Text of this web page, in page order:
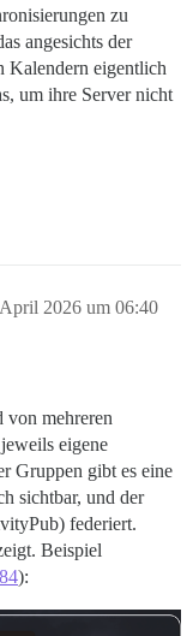
zu
angesichts der
Kalendern eigentlich
um ihre Server nicht
2026 um 06:40
von mehreren
eigene
Gruppen gibt es eine
sichtbar, und der
federiert.
Beispiel
):